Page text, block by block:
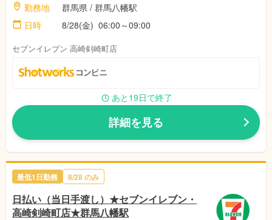
勤務地
群馬県 / 群馬八幡駅
日時
8/28(金) 06:00～09:00
セブンイレブン 高崎剣崎町店
あと19日で終了
詳細を見る
最低1日勤務 8/28 のみ
日払い（当日手渡し）★セブンイレブン・
高崎剣崎町店★群馬八幡駅